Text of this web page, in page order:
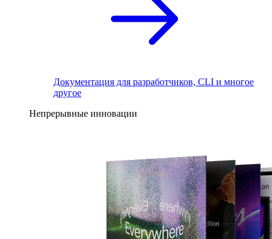
Документация для разработчиков, CLI и многое
другое
Непрерывные инновации